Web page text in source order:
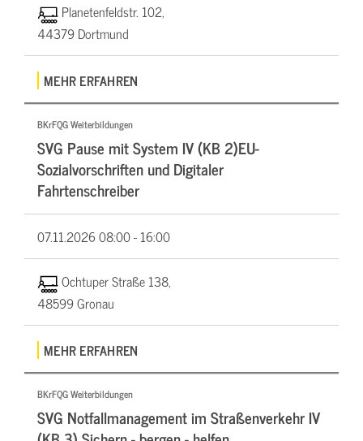
Planetenfeldstr. 102,
44379 Dortmund
MEHR ERFAHREN
BKrFQG Weiterbildungen
SVG Pause mit System IV (KB 2)EU-
Sozialvorschriften und Digitaler
Fahrtenschreiber
07.11.202608:00 - 16:00
Ochtuper Straße 138,
48599 Gronau
MEHR ERFAHREN
BKrFQG Weiterbildungen
SVG Notfallmanagement im Straßenverkehr IV